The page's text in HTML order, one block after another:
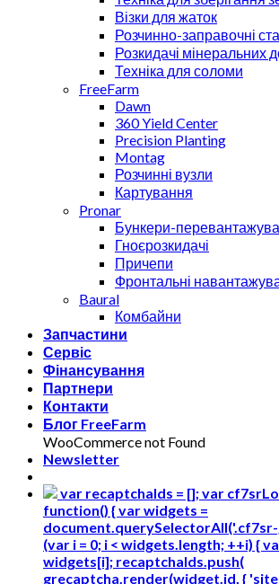
Візки для жаток
Розчинно-заправочні
Розкидачі мінеральних
Техніка для соломи
FreeFarm
Dawn
360 Yield Center
Precision Planting
Montag
Розчинні вузли
Картування
Pronar
Бункери-
Гноєрозкидачі
Причепи
Фронтальні
Baural
Комбайни
Запчастини
Сервіс
Фінансування
Партнери
Контакти
Блог FreeFarm
WooCommerce not Found
Newsletter
var recaptchaIds = []; var
function() { var widgets =
(var i = 0; i < widgets.length; ++i) {
widgets[i]; recaptchaIds.push(
grecaptcha.render(widget.id, {